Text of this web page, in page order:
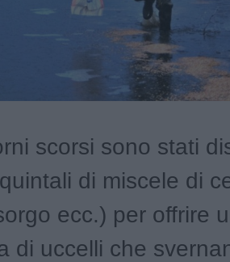
scorsi sono stati
di miscele di
ecc.) per offrire
di uccelli che